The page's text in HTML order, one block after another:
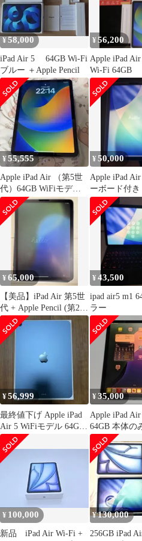
¥58,000
iPad Air 5 64GB Wi-Fi
ブルー ＋Apple Pencil
¥56,200
Apple iPad
Wi-Fi 64GB
¥55,555
Apple iPad Air （第5世
代）64GB WiFiモデル
本体
¥50,000
Apple iPad
ーボード付き
¥65,000
【美品】iPad Air 第5世
代 + Apple Pencil (第2世
代)
¥43,500
ipad air5 m1
ラー
¥56,999
最終値下げ Apple iPad
Air 5 WiFiモデル 64GB
ブルー
¥35,000
Apple iPad
64GB 本体の
¥ 100,000
新品 iPad Air Wi-Fi +
¥130,000
256GB iPad